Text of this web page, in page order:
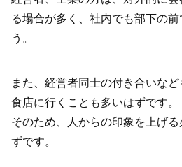
る場合が多く、社内でも部下の
う。
また、経営者同士の付き合いな
食店に行くことも多いはずです。
そのため、人からの印象を上げ
ずです。